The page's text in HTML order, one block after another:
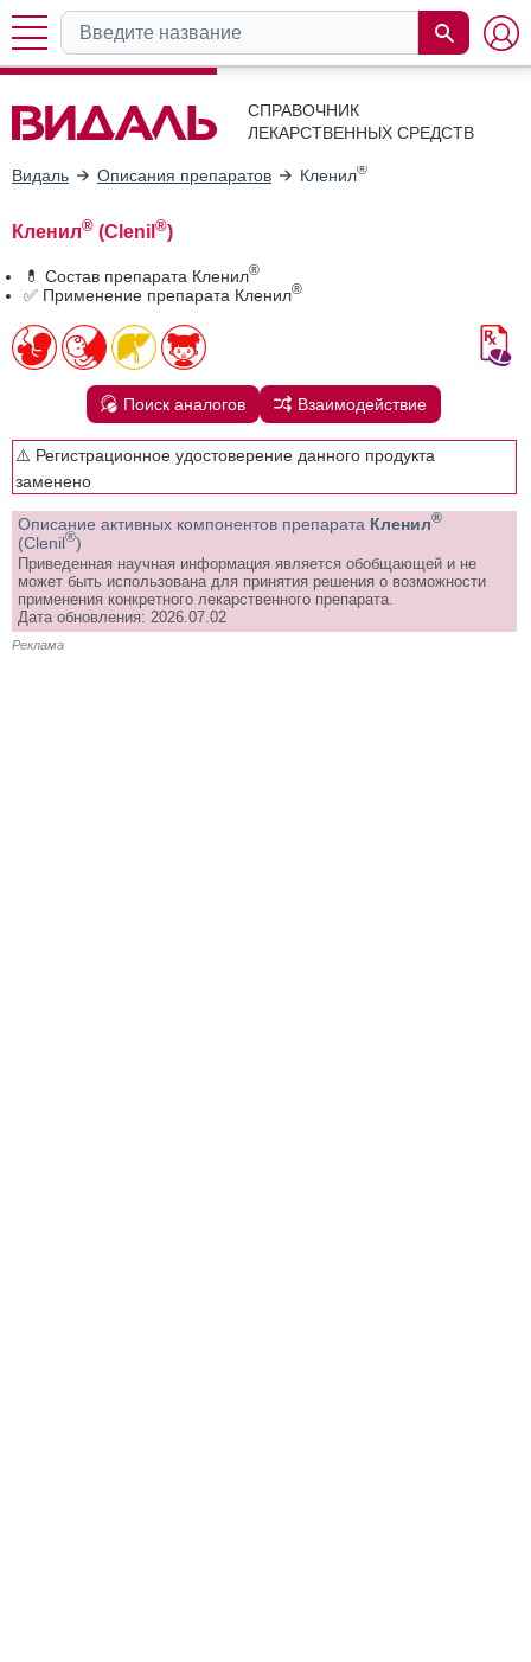
СПРАВОЧНИК
ЛЕКАРСТВЕННЫХ СРЕДСТВ
Видаль Описания препаратов Кленил®
Кленил® (Clenil ®)
💊 Состав препарата Кленил®
✅ Применение препарата Кленил®
Поиск аналогов Взаимодействие
⚠️ Регистрационное удостоверение данного продукта
заменено
Описание активных компонентов препарата Кленил®
(Clenil®)
Приведенная научная информация является обобщающей и не
может быть использована для принятия решения о возможности
применения конкретного лекарственного препарата.
Дата обновления: 2026.07.02
Реклама